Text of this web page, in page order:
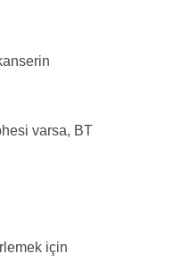
varsa, BT
için